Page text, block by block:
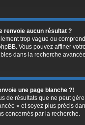
renvoie aucun résultat ?
trop vague ou
Vous pouvez affiner
dans la recherche
une page blanche ?!
de résultats que ne peut
» et soyez plus précis
concernés par la recherche.